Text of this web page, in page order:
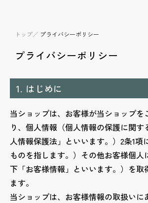
トップ／ プライバシーポリシー
プライバシーポリシー
1. はじめに
当ショップは、お客様が当ショップを
り、個人情報（個人情報の保護に関す
人情報保護法」といいます。）2条1項
ものを指します。）その他お客様個人
下「お客様情報」といいます。）を取
ます。
当ショップは、お客様情報の取扱いに